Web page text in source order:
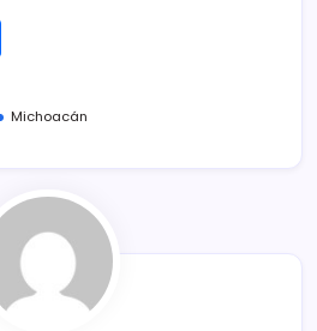
m
ar
tir
Michoacán